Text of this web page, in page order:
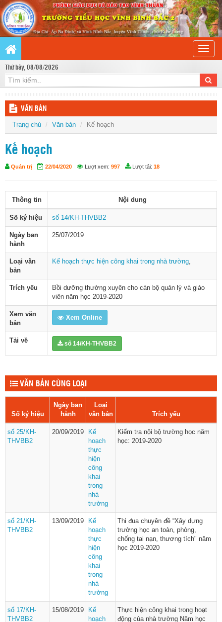
Toggle
Thứ bảy, 08/08/2026
VĂN BẢN
Trang chủ Văn bản Kế hoạch
Kế hoạch
Quản trị 22/04/2020 Lượt xem: 997 Lượt tải: 18
Thông tin Nội dung
Số ký hiệu số 14/KH-THVBB2
Ngày ban
hành
25/07/2019
Loại văn
bản
Kế hoạch thực hiện công khai trong nhà trường
Trích yếu
Bồi dưỡng thường xuyên cho cán bộ quản lý và giáo
viên năm học 2019-2020
Xem văn
bản
Xem Online
Tải về số 14/KH-THVBB2
VĂN BẢN CÙNG LOẠI
Số ký hiệu
Ngày ban
hành
Loại
văn bản
Trích yếu
số 25/KH-
THVBB2
20/09/2019
Kế
hoạch
thực
hiện
công
khai
trong
nhà
trường
Kiểm tra nội bộ trường học năm
học: 2019-2020
số 21/KH-
THVBB2
13/09/2019
Kế
hoạch
thực
hiện
công
khai
trong
nhà
trường
Thi đua chuyên đề “Xây dựng
trường học an toàn, phòng,
chống tai nạn, thương tích" năm
học 2019-2020
số 17/KH-
THVBB2
15/08/2019
Kế
hoạch
Thực hiện công khai trong hoạt
động của nhà trường Năm học